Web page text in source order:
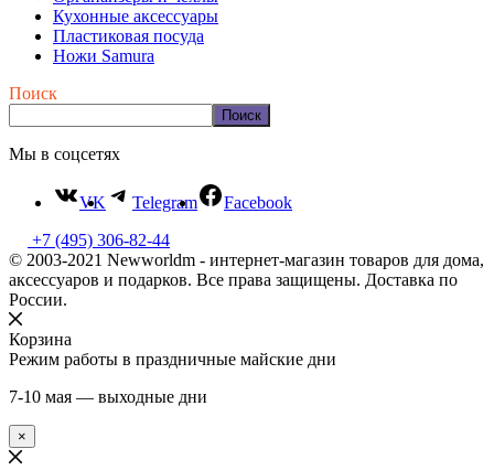
Кухонные аксессуары
Пластиковая посуда
Ножи Samura
Поиск
Поиск
Мы в соцсетях
VK Telegram
Facebook
+7 (495) 306-82-44
© 2003-2021 Newworldm - интернет-магазин товаров для дома,
аксессуаров и подарков. Все права защищены. Доставка по
России.
Корзина
Режим работы в праздничные майские дни
7-10 мая — выходные дни
×